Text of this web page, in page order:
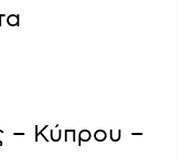
– Κύπρου –